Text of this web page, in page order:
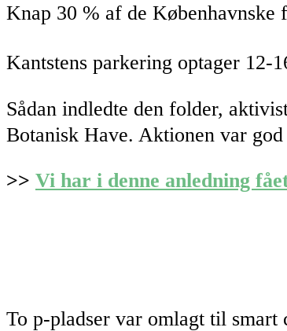
Knap 30 % af de Københavnske
Kantstens parkering optager 12-
Sådan indledte den folder,
Botanisk Have. Aktionen var
>> Vi har i denne anledning
To p-pladser var omlagt til